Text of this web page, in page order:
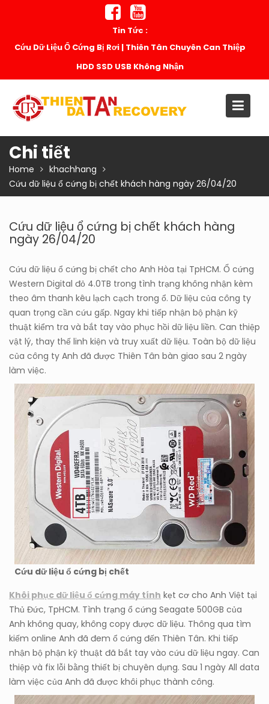
Tin Tức :
Cứu Dữ Liệu Ổ Cứng Bị Rơi | Thiên Tân Chuyên Can Thiệp
HDD SSD USB Không Nhận
Chi tiết
Home
khachhang
Cứu dữ liệu ổ cứng bị chết khách hàng ngày 26/04/20
Cứu dữ liệu ổ cứng bị chết khách hàng
ngày 26/04/20
Cứu dữ liệu ổ cứng bị chết cho Anh Hòa tại TpHCM. Ổ cứng
Western Digital đỏ 4.0TB trong tình trạng không nhận kèm
theo âm thanh kêu lạch cạch trong ổ. Dữ liệu của công ty
quan trọng cần cứu gấp. Ngay khi tiếp nhận bộ phận kỹ
thuật kiểm tra và bắt tay vào phục hồi dữ liệu liền. Can thiệp
vật lý, thay thế linh kiện và truy xuất dữ liệu. Toàn bộ dữ liệu
của công ty Anh đã được Thiên Tân bàn giao sau 2 ngày
làm việc.
Cứu dữ liệu ổ cứng bị chết
Khôi phục dữ liệu ổ cứng máy tính kẹt cơ cho Anh Việt tại
Thủ Đức, TpHCM. Tình trạng ổ cứng Seagate 500GB của
Anh không quay, không copy được dữ liệu. Thông qua tìm
kiếm online Anh đã đem ổ cứng đến Thiên Tân. Khi tiếp
nhận bộ phận kỹ thuật đã bắt tay vào cứu dữ liệu ngay. Can
thiệp và fix lỗi bằng thiết bị chuyên dụng. Sau 1 ngày All data
làm việc của Anh đã được khôi phục thành công.